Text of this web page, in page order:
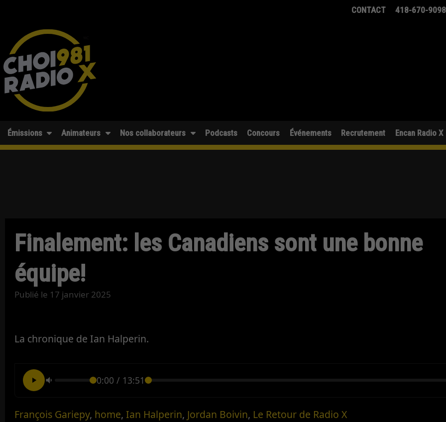
CONTACT 418-670-9098
Émissions Animateurs Nos collaborateurs Podcasts Concours Événements Recrutement Encan Radio X
Finalement: les Canadiens sont une bonne
équipe!
Publié le 17 janvier 2025
La chronique de Ian Halperin.
0:00 / 13:51
François Gariepy, home, Ian Halperin, Jordan Boivin, Le Retour de Radio X